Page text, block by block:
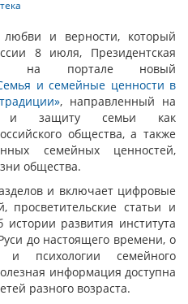
и верности, который
8 июля, Президентская
на портале новый
и семейные ценности в
, направленный на
и защиту семьи как
общества, а также
семейных ценностей,
общества.
и включает цифровые
просветительские статьи и
истории развития института
до настоящего времени, о
и психологии семейного
информация доступна
разного возраста.